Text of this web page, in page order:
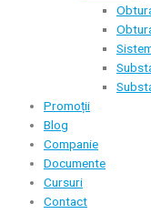
Promoții
Blog
Companie
Documente
Cursuri
Contact